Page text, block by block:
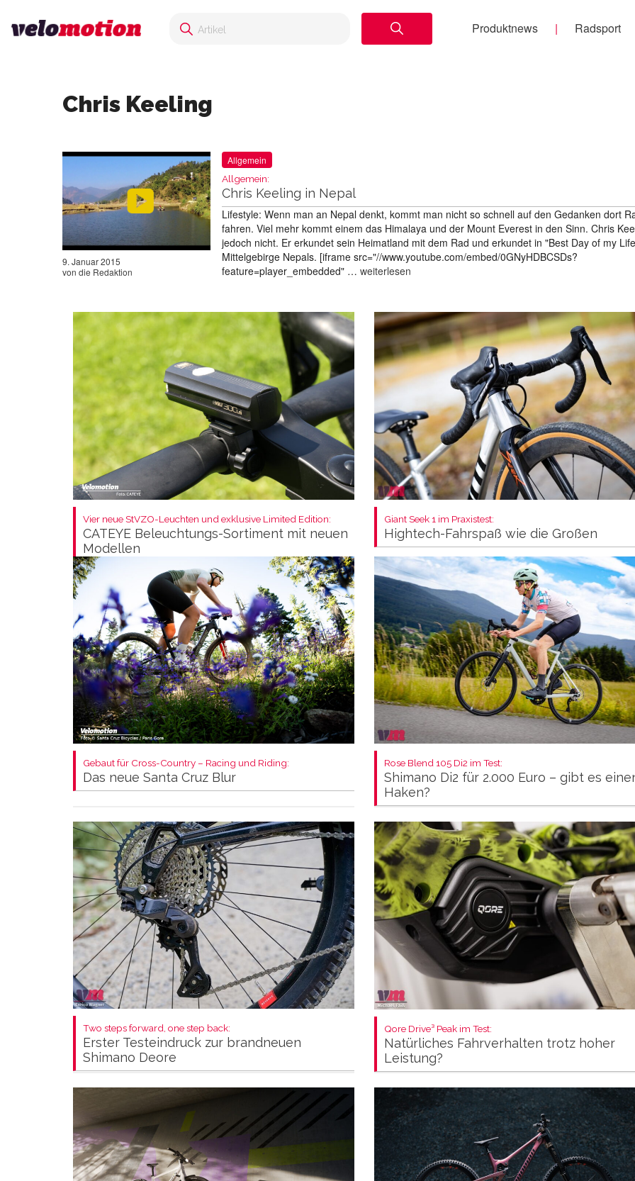
Produktnews Radsport
Chris Keeling
9. Januar 2015
von die Redaktion
Allgemein
Allgemein:
Chris Keeling in Nepal
Lifestyle: Wenn man an Nepal denkt, kommt man nicht so schnell auf den Gedanken dort
fahren. Viel mehr kommt einem das Himalaya und der Mount Everest in den Sinn. Chris
jedoch nicht. Er erkundet sein Heimatland mit dem Rad und erkundet in "Best Day of my
Mittelgebirge Nepals. [iframe src="//www.youtube.com/embed/0GNyHDBCSDs?
feature=player_embedded" … weiterlesen
Vier neue StVZO-Leuchten und exklusive Limited Edition:
CATEYE Beleuchtungs-Sortiment mit neuen
Modellen
Giant Seek 1 im Praxistest:
Hightech-Fahrspaß wie die Großen
Gebaut für Cross-Country – Racing und Riding:
Das neue Santa Cruz Blur
Rose Blend 105 Di2 im Test:
Shimano Di2 für 2.000 Euro – gibt es
Haken?
Two steps forward, one step back:
Erster Testeindruck zur brandneuen
Shimano Deore
Qore Drive³ Peak im Test:
Natürliches Fahrverhalten trotz hoher
Leistung?